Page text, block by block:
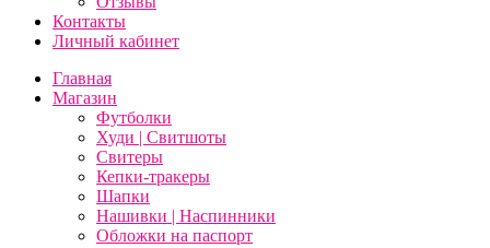
Контакты
Личный кабинет
Главная
Магазин
Футболки
Худи | Свитшоты
Свитеры
Кепки-тракеры
Шапки
Нашивки | Наспинники
Обложки на паспорт